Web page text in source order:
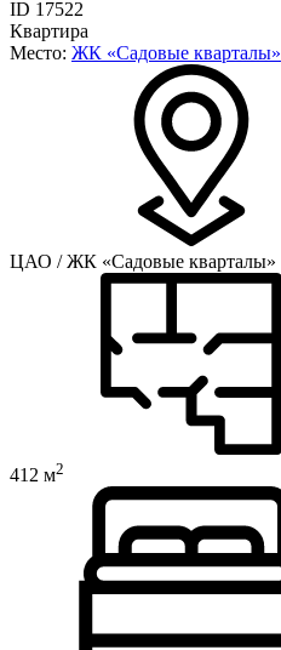
ID 17522
Квартира
Место: ЖК «Садовые кварталы»
ЦАО / ЖК «Садовые кварталы»
412 м2